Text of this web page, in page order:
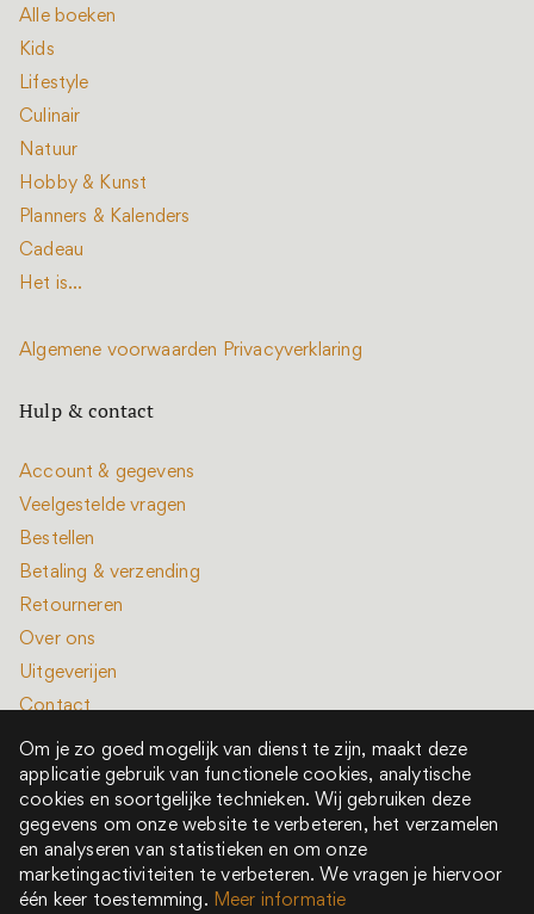
Alle boeken
Kids
Lifestyle
Culinair
Natuur
Hobby & Kunst
Planners & Kalenders
Cadeau
Het is...
Algemene voorwaarden Privacyverklaring
Hulp & contact
Account & gegevens
Veelgestelde vragen
Bestellen
Betaling & verzending
Retourneren
Over ons
Uitgeverijen
Contact
Alle rechten voorbehouden © 2022 - 2026
Het is een boek is onderdeel van New Book Collective
Om je zo goed mogelijk van dienst te zijn, maakt deze
applicatie gebruik van functionele cookies, analytische
cookies en soortgelijke technieken. Wij gebruiken deze
gegevens om onze website te verbeteren, het verzamelen
en analyseren van statistieken en om onze
marketingactiviteiten te verbeteren. We vragen je hiervoor
één keer toestemming. Meer informatie